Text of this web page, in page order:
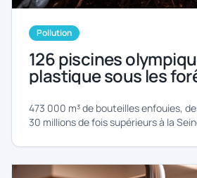
Pollution
126 piscines
plastique sous les
: Nestlé devant la
une pollution «
»
473 000 m³ de bouteilles enfouies,
30 millions de fois supérieurs à la